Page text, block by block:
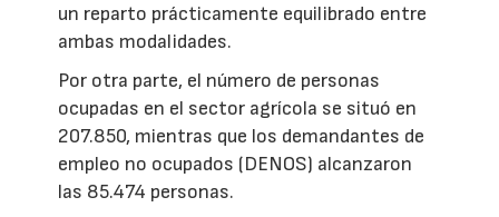
un reparto prácticamente equilibrado entre
ambas modalidades.
Por otra parte, el número de personas
ocupadas en el sector agrícola se situó en
207.850, mientras que los demandantes de
empleo no ocupados (DENOS) alcanzaron
las 85.474 personas.